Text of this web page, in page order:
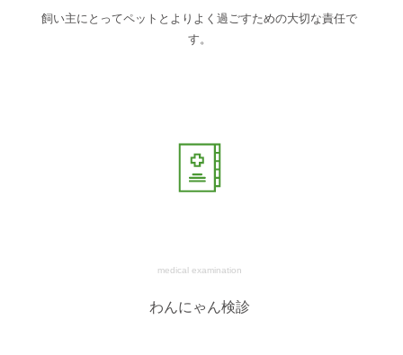
飼い主にとってペットとよりよく過ごすための大切な責任で
す。
medical examination
わんにゃん検診